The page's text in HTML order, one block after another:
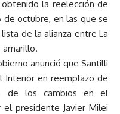
la reelección de
de octubre, en las que se
de la alianza entre La
amarillo.
anunció que Santilli
Interior en reemplazo de
de los cambios en el
presidente Javier Milei